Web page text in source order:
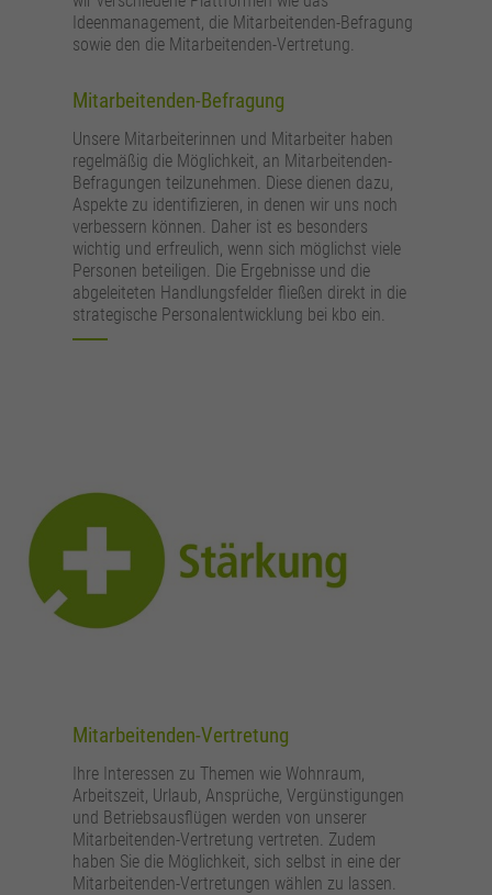
Ideenmanagement, die Mitarbeitenden-Befragung
sowie den die Mitarbeitenden-Vertretung.
Mitarbeitenden-Befragung
Unsere Mitarbeiterinnen und Mitarbeiter haben
regelmäßig die Möglichkeit, an Mitarbeitenden-
Befragungen teilzunehmen. Diese dienen dazu,
Aspekte zu identifizieren, in denen wir uns noch
verbessern können. Daher ist es besonders
wichtig und erfreulich, wenn sich möglichst viele
Personen beteiligen. Die Ergebnisse und die
abgeleiteten Handlungsfelder fließen direkt in die
strategische Personalentwicklung bei kbo ein.
Mitarbeitenden-Vertretung
Ihre Interessen zu Themen wie Wohnraum,
Arbeitszeit, Urlaub, Ansprüche, Vergünstigungen
und Betriebsausflügen werden von unserer
Mitarbeitenden-Vertretung vertreten. Zudem
haben Sie die Möglichkeit, sich selbst in eine der
Mitarbeitenden-Vertretungen wählen zu lassen.